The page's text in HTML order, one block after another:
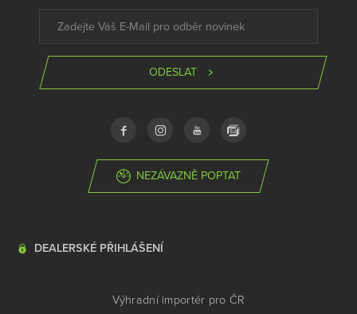
ODESLAT
NEZÁVAZNĚ POPTAT
DEALERSKÉ PŘIHLÁŠENÍ
Výhradní importér pro ČR